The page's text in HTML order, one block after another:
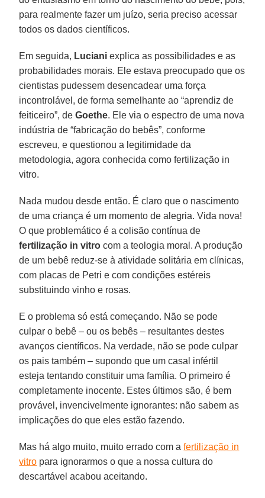
para realmente fazer um juízo, seria preciso acessar
todos os dados científicos.
Em seguida, Luciani explica as possibilidades e as
probabilidades morais. Ele estava preocupado que os
cientistas pudessem desencadear uma força
incontrolável, de forma semelhante ao “aprendiz de
feiticeiro”, deGoethe. Ele via o espectro de uma nova
indústria de “fabricação do bebês”, conforme
escreveu, e questionou a legitimidade da
metodologia, agora conhecida como fertilização in
vitro.
Nada mudou desde então. É claro que o nascimento
de uma criança é um momento de alegria. Vida nova!
O que problemático é a colisão contínua de
fertilização in vitro com a teologia moral. A produção
de um bebê reduz-se à atividade solitária em clínicas,
com placas de Petri e com condições estéreis
substituindo vinho e rosas.
E o problema só está começando. Não se pode
culpar o bebê – ou os bebês – resultantes destes
avanços científicos. Na verdade, não se pode culpar
os pais também – supondo que um casal infértil
esteja tentando constituir uma família. O primeiro é
completamente inocente. Estes últimos são, é bem
provável, invencivelmente ignorantes: não sabem as
implicações do que eles estão fazendo.
Mas há algo muito, muito errado com afertilização in
vitro para ignorarmos o que a nossa cultura do
descartável acabou aceitando.